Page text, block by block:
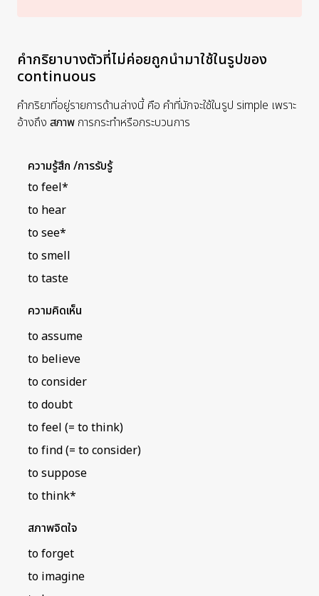
คำกริยาบางตัวที่ไม่ค่อยถูกนำมาใช้ในรูปของ
continuous
คำกริยาที่อยู่รายการด้านล่างนี้ คือ คำที่มักจะใช้ในรูป simple เพราะ
อ้างถึง สภาพ การกระทำหรือกระบวนการ
ความรู้สึก /การรับรู้
to feel*
to hear
to see*
to smell
to taste
ความคิดเห็น
to assume
to believe
to consider
to doubt
to feel (= to think)
to find (= to consider)
to suppose
to think*
สภาพจิตใจ
to forget
to imagine